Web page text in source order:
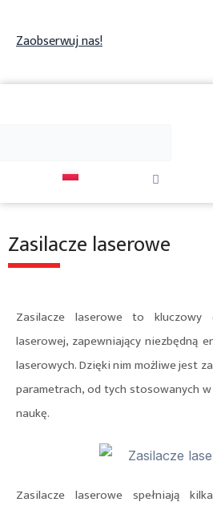
Zaobserwuj nas!
search
Zasilacze laserowe
Zasilacze laserowe to
laserowej, zapewniający niezbędną
laserowych. Dzięki nim możliwe jest
parametrach, od tych stosowanych
naukę.
Zasilacze laserowe spełniają